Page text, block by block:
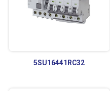
5SU16441RC32